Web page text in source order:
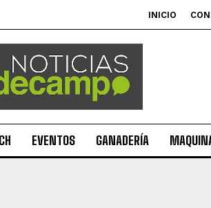
INICIO
EVENTOS GANADERÍA